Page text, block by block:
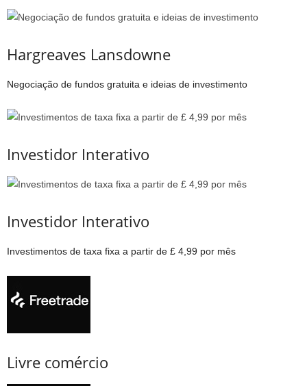
Hargreaves Lansdowne
Negociação de fundos gratuita e ideias de investimento
Investidor Interativo
Investidor Interativo
Investimentos de taxa fixa a partir de £ 4,99 por mês
Livre comércio